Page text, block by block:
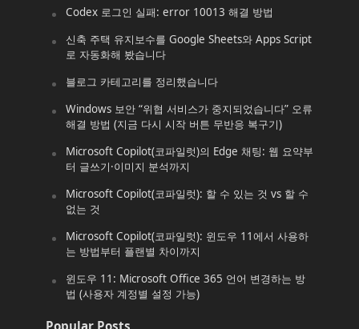
Codex 로그인 실패: error 10013 해결 방법
신축 주택 유지보수를 Google Sheets와 Apps Script
로 자동화해 봤습니다
블로그 카테고리를 정리했습니다
Windows 보안 “위협 서비스가 중지되었습니다” 오류
해결 방법 (지금 다시 시작 버튼 무반응 복구기)
Microsoft Copilot(코파일럿)의 Edge 채팅: 웹 요약부
터 글쓰기·이미지 분석까지
Microsoft Copilot(코파일럿): 할 수 있는 것 vs 할 수
없는 것
Microsoft Copilot(코파일럿): 윈도우 11에서 사용하
는 방법부터 플랜별 차이까지
윈도우 11: Microsoft Office 365 언어 변경하는 방
법 (사용자 계정별 설정 가능)